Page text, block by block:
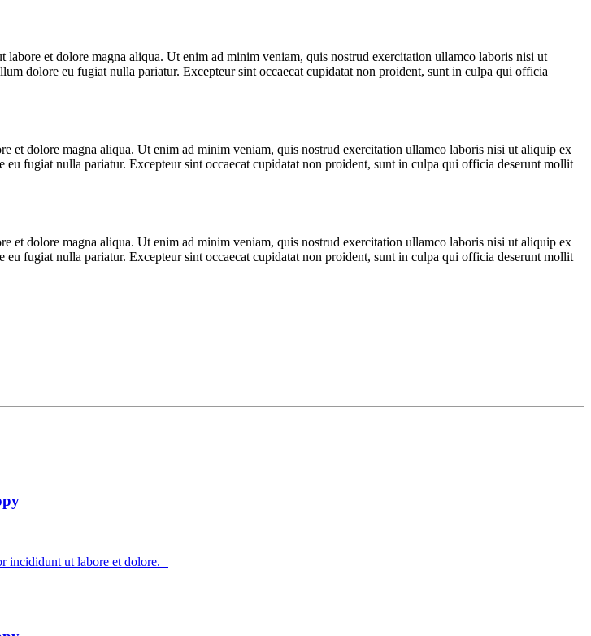
et dolore magna aliqua. Ut enim ad minim veniam, quis nostrud exercitation ullamco laboris nisi ut
dolore eu fugiat nulla pariatur. Excepteur sint occaecat cupidatat non proident, sunt in culpa qui officia
et dolore magna aliqua. Ut enim ad minim veniam, quis nostrud exercitation ullamco laboris nisi ut aliquip ex
fugiat nulla pariatur. Excepteur sint occaecat cupidatat non proident, sunt in culpa qui officia deserunt mollit
et dolore magna aliqua. Ut enim ad minim veniam, quis nostrud exercitation ullamco laboris nisi ut aliquip ex
fugiat nulla pariatur. Excepteur sint occaecat cupidatat non proident, sunt in culpa qui officia deserunt mollit
incididunt ut labore et dolore.